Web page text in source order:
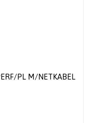
PL M/NETKABEL